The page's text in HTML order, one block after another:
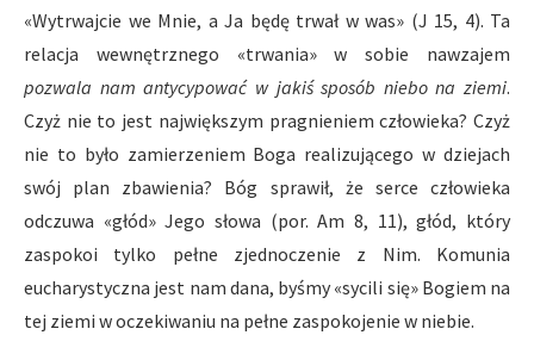
«Wytrwajcie we Mnie, a Ja będę trwał w was» (J 15, 4). Ta
relacja wewnętrznego «trwania» w sobie nawzajem
pozwala nam antycypować w jakiś sposób niebo na ziemi.
Czyż nie to jest największym pragnieniem człowieka? Czyż
nie to było zamierzeniem Boga realizującego w dziejach
swój plan zbawienia? Bóg sprawił, że serce człowieka
odczuwa «głód» Jego słowa (por. Am 8, 11), głód, który
zaspokoi tylko pełne zjednoczenie z Nim. Komunia
eucharystyczna jest nam dana, byśmy «sycili się» Bogiem na
tej ziemi w oczekiwaniu na pełne zaspokojenie w niebie.